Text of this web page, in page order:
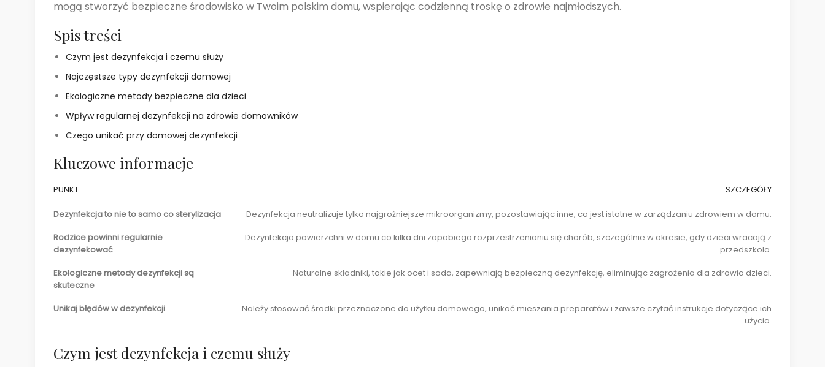
mogą stworzyć bezpieczne środowisko w Twoim polskim domu, wspierając codzienną troskę o zdrowie najmłodszych.
Spis treści
Czym jest dezynfekcja i czemu służy
Najczęstsze typy dezynfekcji domowej
Ekologiczne metody bezpieczne dla dzieci
Wpływ regularnej dezynfekcji na zdrowie domowników
Czego unikać przy domowej dezynfekcji
Kluczowe informacje
PUNKT SZCZEGÓŁY
Dezynfekcja to nie to samo co sterylizacja
Dezynfekcja neutralizuje tylko najgroźniejsze mikroorganizmy, pozostawiając inne, co jest istotne w zarządzaniu zdrowiem w domu.
Rodzice powinni regularnie
dezynfekować
Dezynfekcja powierzchni w domu co kilka dni zapobiega rozprzestrzenianiu się chorób, szczególnie w okresie, gdy dzieci wracają z
przedszkola.
Ekologiczne metody dezynfekcji są
skuteczne
Naturalne składniki, takie jak ocet i soda, zapewniają bezpieczną dezynfekcję, eliminując zagrożenia dla zdrowia dzieci.
Unikaj błędów w dezynfekcji
Należy stosować środki przeznaczone do użytku domowego, unikać mieszania preparatów i zawsze czytać instrukcje dotyczące ich
użycia.
Czym jest dezynfekcja i czemu służy